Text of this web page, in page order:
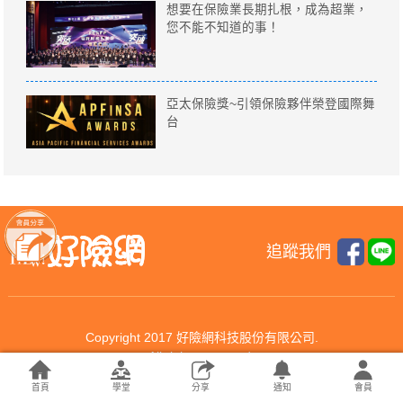
想要在保險業長期扎根，成為超業，
您不能不知道的事！
亞太保險獎~引領保險夥伴榮登國際舞
台
追蹤我們
Copyright 2017 好險網科技股份有限公司.
All rights reserved.